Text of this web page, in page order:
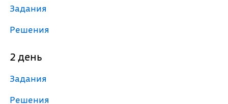
Задания
Решения
2 день
Задания
Решения